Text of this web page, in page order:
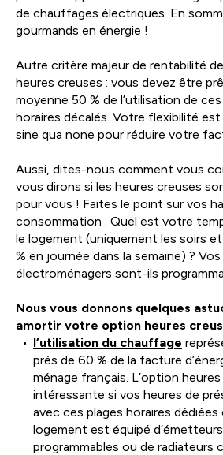
de chauffages électriques. En
gourmands en énergie !
Autre critère majeur de rentabilité
heures creuses : vous devez être
moyenne 50 % de l’utilisation de
horaires décalés. Votre flexibilité
sine qua none pour réduire votre
Aussi, dites-nous comment vous
vous dirons si les heures creuses
pour vous ! Faites le point sur vos
consommation : Quel est votre
le logement (uniquement les soirs
% en journée dans la semaine) ? Vos
électroménagers sont-ils
Nous vous donnons quelques
amortir votre option heures
l’utilisation du chauffage
près de 60 % de la facture
ménage français. L’option
intéressante si vos heures de
avec ces plages horaires
logement est équipé
programmables ou de radiateurs